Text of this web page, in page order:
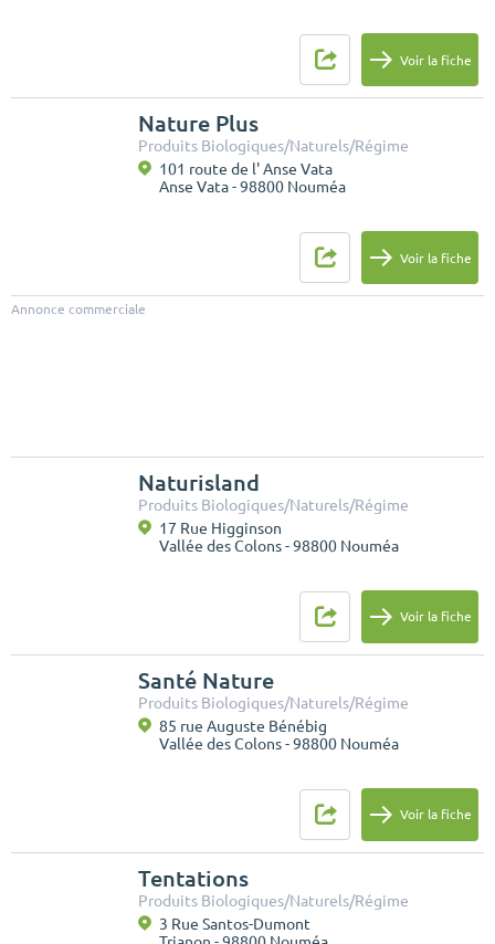
Voir la fiche
Nature Plus
Produits Biologiques/Naturels/Régime
101 route de l' Anse Vata
Anse Vata - 98800 Nouméa
Voir la fiche
Annonce commerciale
Naturisland
Produits Biologiques/Naturels/Régime
17 Rue Higginson
Vallée des Colons - 98800 Nouméa
Voir la fiche
Santé Nature
Produits Biologiques/Naturels/Régime
85 rue Auguste Bénébig
Vallée des Colons - 98800 Nouméa
Voir la fiche
Tentations
Produits Biologiques/Naturels/Régime
3 Rue Santos-Dumont